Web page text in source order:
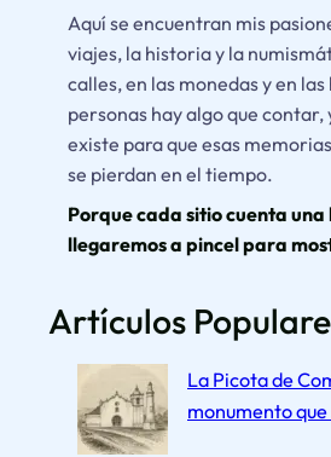
Aquí se encuentran mis
viajes, la historia y la
calles, en las monedas y en
personas hay algo que contar,
existe para que esas
se pierdan en el tiempo.
Porque cada sitio cuenta
llegaremos a pincel para
Artículos
La Picota de
monumento